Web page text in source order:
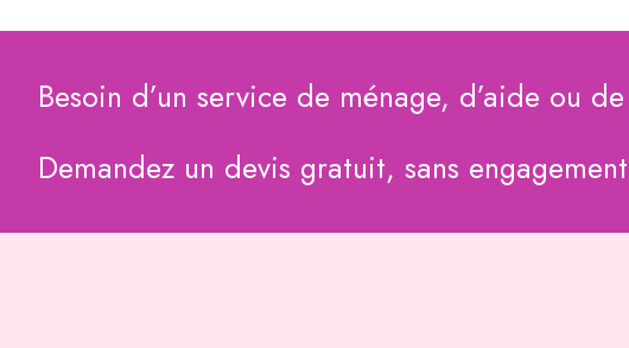
Besoin d’un service de ménage, d’aide ou
Demandez un devis gratuit, sans